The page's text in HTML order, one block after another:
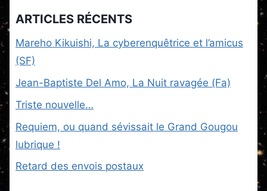
ARTICLES RÉCENTS
Mareho Kikuishi, La cyberenquêtrice et l’amicus
(SF)
Jean-Baptiste Del Amo, La Nuit ravagée (Fa)
Triste nouvelle…
Requiem, ou quand sévissait le Grand Gougou
lubrique !
Retard des envois postaux